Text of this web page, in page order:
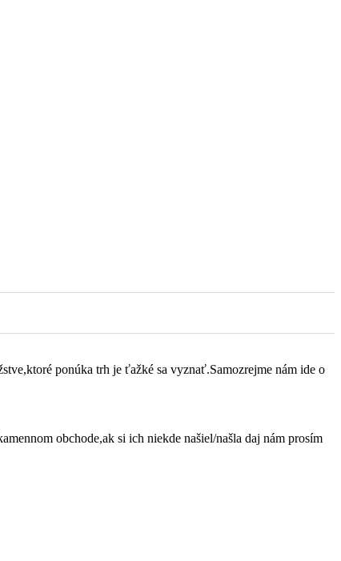
ponúka trh je ťažké sa vyznať.Samozrejme nám ide o
obchode,ak si ich niekde našiel/našla daj nám prosím